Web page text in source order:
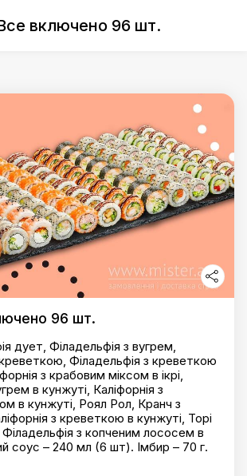
включено 96 шт.
96 шт.
дует, Філадельфія з вугрем,
Філадельфія з креветкою
з крабовим міксом в ікрі,
в кунжуті, Каліфорнія з
в кунжуті, Роял Рол, Кранч з
з креветкою в кунжуті, Торі
з копченим лососем в
соус – 240 мл (6 шт). Імбир – 70 г.